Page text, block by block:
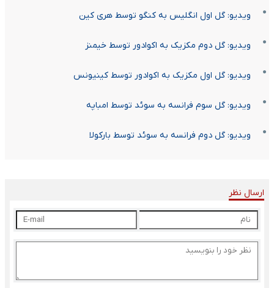
ویدیو: گل اول انگلیس به کنگو توسط هری کین
ویدیو: گل دوم مکزیک به اکوادور توسط خیمنز
ویدیو: گل اول مکزیک به اکوادور توسط کینیونس
ویدیو: گل سوم فرانسه به سوئد توسط امباپه
ویدیو: گل دوم فرانسه به سوئد توسط بارکولا
ارسال نظر